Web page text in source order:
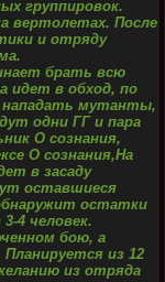
группировок.
вертолетах. После
и отряду
брать всю
идет в обход, по
нападать мутанты,
одни ГГ и пара
О сознания,
О сознания,На
в засаду
оставшиеся
остатки
4 человек.
бою, а
из 12
из отряда